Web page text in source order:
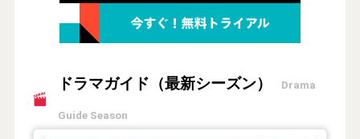
ドラマガイド（最新シーズン） Drama
Guide Season